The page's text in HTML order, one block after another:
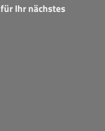
Ihr nächstes